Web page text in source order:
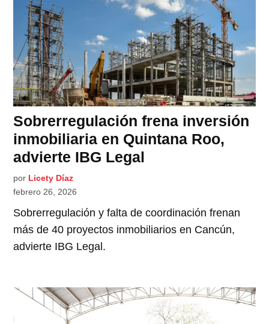
Sobrerregulación frena inversión
inmobiliaria en Quintana Roo,
advierte IBG Legal
por Licety Díaz
febrero 26, 2026
Sobrerregulación y falta de coordinación frenan
más de 40 proyectos inmobiliarios en Cancún,
advierte IBG Legal.